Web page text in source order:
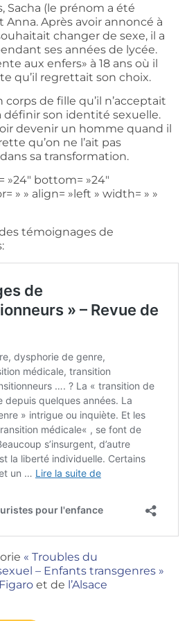
Sacha (le prénom a été
Anna. Après avoir annoncé à
changer de sexe, il a
ses années de lycée.
aux enfers» à 18 ans où il
qu’il regrettait son choix.
corps de fille qu’il n’acceptait
définir son identité sexuelle.
devenir un homme quand il
qu’on ne l’ait pas
sa transformation.
»24″ bottom= »24″
» » align= »left » width= » »
témoignages de
« Troubles du
– Enfants transgenres »
Figaro et de l’Alsace